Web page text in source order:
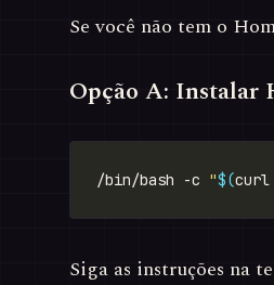
Se você não tem o
Opção A: Instalar
/bin/bash -c "$(curl
Siga as instruções na